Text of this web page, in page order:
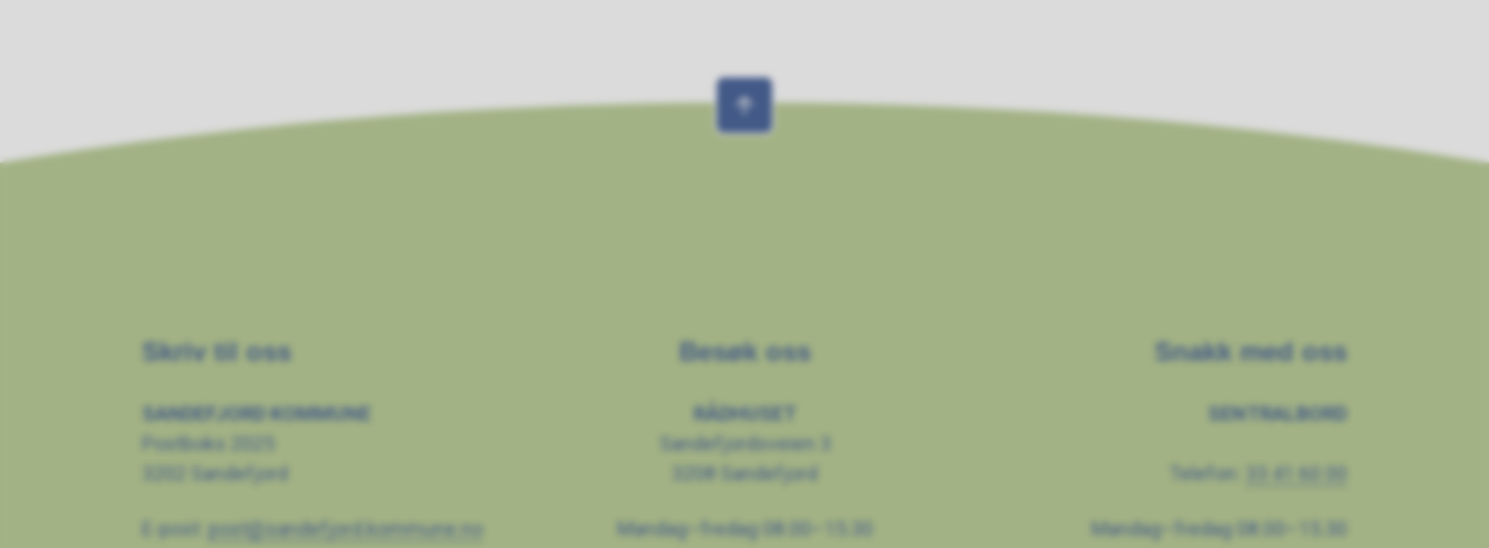
Skriv til oss
SANDEFJORD KOMMUNE
Postboks 2025
3202 Sandefjord
E-post: post@sandefjord.kommune.no
Besøk oss
RÅDHUSET
Sandefjordsveien 3
3208 Sandefjord
Mandag–fredag 08.00–15.30
Snakk med oss
SENTRALBORD
Telefon:
Mandag–fredag 08.00–15.30